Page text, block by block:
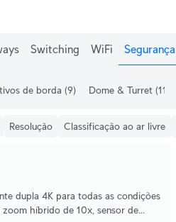
Switching WiFi
de borda (9) Dome & Turret (11)
Resolução Classificação ao ar livre
dupla 4K para todas as condições
zoom híbrido de 10x, sensor de